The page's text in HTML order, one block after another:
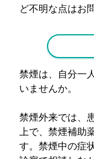
ど不明な点はお
禁煙は、自分一
いませんか。
禁煙外来では、
上で、禁煙補助
す。禁煙中の症